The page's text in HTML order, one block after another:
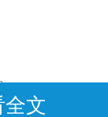
全文